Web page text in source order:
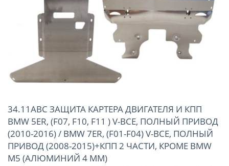
34.11ABC ЗАЩИТА КАРТЕРА ДВИГАТЕЛЯ И КПП
BMW 5ER, (F07, F10, F11 ) V-ВСЕ, ПОЛНЫЙ ПРИВОД
(2010-2016) / BMW 7ER, (F01-F04) V-ВСЕ, ПОЛНЫЙ
ПРИВОД (2008-2015)+КПП 2 ЧАСТИ, КРОМЕ BMW
M5 (АЛЮМИНИЙ 4 ММ)